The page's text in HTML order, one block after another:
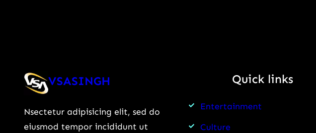
VSASINGH
Nsectetur adipisicing elit, sed do
eiusmod tempor incididunt ut
Quick links
Entertainment
Culture